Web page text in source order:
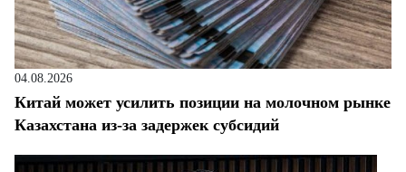
04.08.2026
Китай может усилить позиции на молочном рынке
Казахстана из-за задержек субсидий